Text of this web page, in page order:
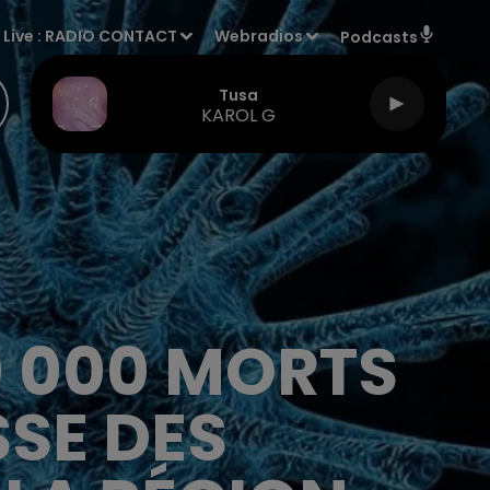
Live : RADIO CONTACT Webradios Podcasts
Tusa
KAROL G
000 MORTS
DES